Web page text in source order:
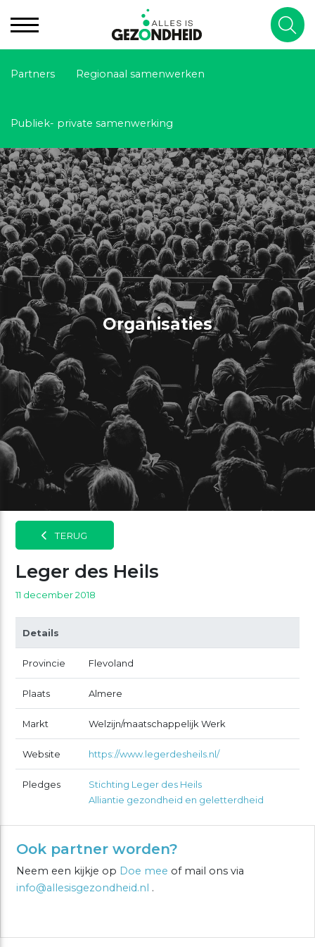
Partners Regionaal samenwerken
Publiek- private samenwerking
Organisaties
TERUG
Leger des Heils
11 december 2018
Details
Provincie Flevoland
Plaats Almere
Markt Welzijn/maatschappelijk Werk
Website https://www.legerdesheils.nl/
Pledges
Stichting Leger des Heils
Alliantie gezondheid en geletterdheid
Ook partner worden?
Neem een kijkje op Doe mee of mail ons via
info@allesisgezondheid.nl .